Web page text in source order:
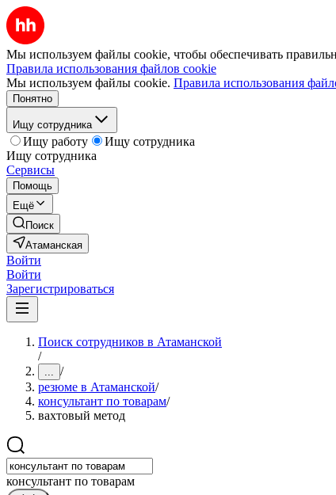
Мы используем файлы cookie, чтобы обеспечивать
Правила использования файлов cookie
Мы используем файлы cookie. Правила использования
Понятно
Ищу сотрудника
Ищу работу
Ищу сотрудника
Ищу сотрудника
Сервисы
Помощь
Ещё
Поиск
Атаманская
Войти
Войти
Зарегистрироваться
Поиск сотрудников в Атаманской
/
... /
резюме в Атаманской/
консультант по товарам/
вахтовый метод
консультант по товарам